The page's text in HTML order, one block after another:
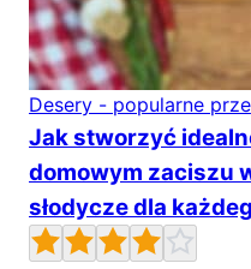
Desery - popularne
Jak stworzyć
domowym zaciszu
słodycze dla